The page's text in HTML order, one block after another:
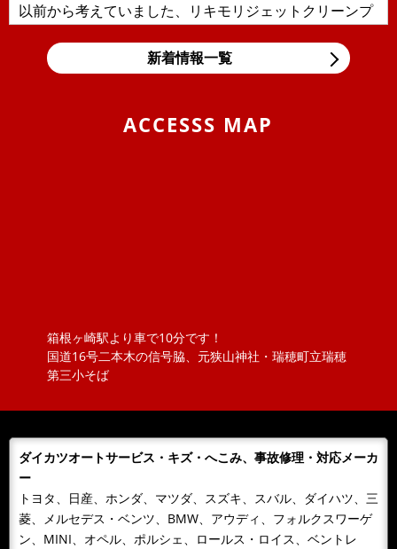
以前から考えていました、リキモリジェットクリーンプ
多い直噴エンジンの燃焼室汚れ、...
息子の大好きな箱スカGT-Rと最近うちの息子の車好きが
2018/11/20 NEWS
ボジョレーヌーボ！！
客様にその年のボジョレーをさしあげております。ご購
入の皆様 ありがとうございまし...
カレンダーをお送りします。
今年もあとわずか、来年のカレンダーが届きました！！
日頃、お世話になっているお客様へお届けいたします。
新着情報一覧
ACCESSS MAP
箱根ヶ崎駅より車で10分です！
国道16号二本木の信号脇、元狭山神社・瑞穂町立瑞穂
第三小そば
ダイカツオートサービス・キズ・へこみ、事故修理・対応メーカ
ー
トヨタ、日産、ホンダ、マツダ、スズキ、スバル、ダイハツ、三
菱、メルセデス・ベンツ、BMW、アウディ、フォルクスワーゲ
ン、MINI、オペル、ポルシェ、ロールス・ロイス、ベントレ